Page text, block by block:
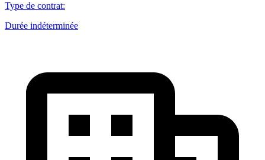
Type de contrat:
Durée indéterminée